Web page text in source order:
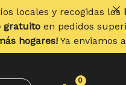
los lunes. Envíos
superiores a70 €.
enviamos aPortugal y